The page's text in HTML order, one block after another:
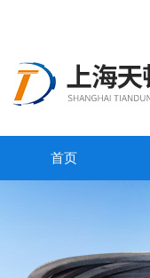
首页